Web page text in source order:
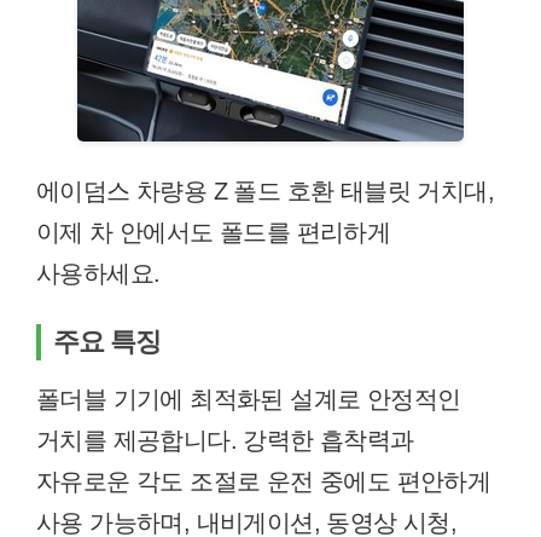
에이덤스 차량용 Z 폴드 호환 태블릿 거치대,
이제 차 안에서도 폴드를 편리하게
사용하세요.
주요 특징
폴더블 기기에 최적화된 설계로 안정적인
거치를 제공합니다. 강력한 흡착력과
자유로운 각도 조절로 운전 중에도 편안하게
사용 가능하며, 내비게이션, 동영상 시청,